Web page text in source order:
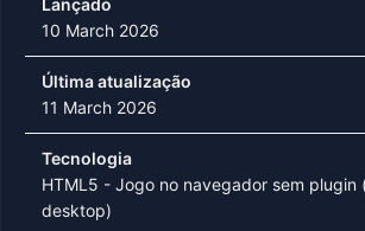
Lançado
10 March 2026
Última atualização
11 March 2026
Tecnologia
HTML5 - Jogo no navegador sem plugin
desktop)